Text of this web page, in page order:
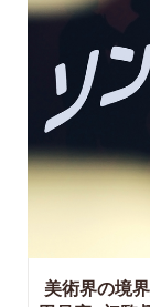
美術界の境